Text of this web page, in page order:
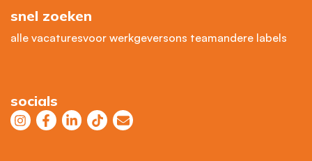
snel zoeken
alle vacaturesvoor werkgeversons teamandere labels
socials